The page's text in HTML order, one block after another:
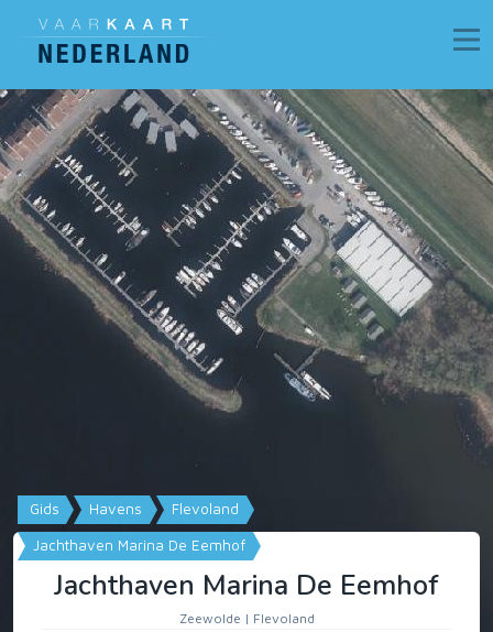
Gids Havens Flevoland
Jachthaven Marina De Eemhof
Jachthaven Marina De Eemhof
Zeewolde | Flevoland